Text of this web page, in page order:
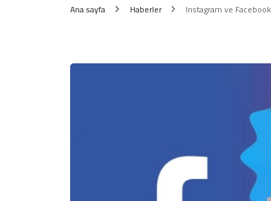
Ana sayfa Haberler Instagram ve